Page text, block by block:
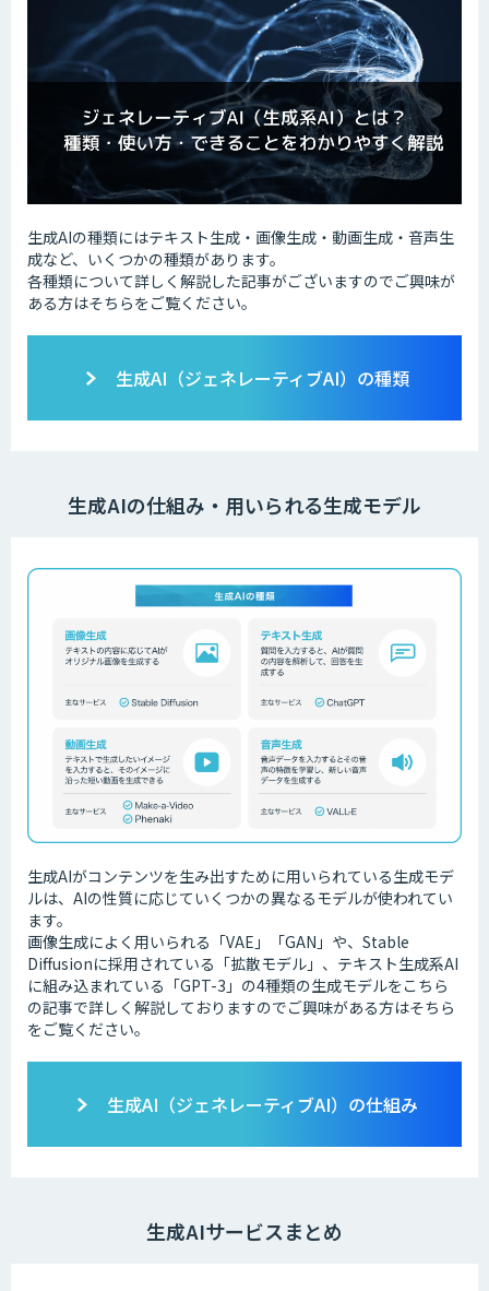
生成AIの種類にはテキスト生成・画像生成・動画生成・音声生
成など、いくつかの種類があります。
各種類について詳しく解説した記事がございますのでご興味が
ある方はそちらをご覧ください。
生成AI（ジェネレーティブAI）の種類
生成AIの仕組み・用いられる生成モデル
生成AIがコンテンツを生み出すために用いられている生成モデ
ルは、AIの性質に応じていくつかの異なるモデルが使われてい
ます。
画像生成によく用いられる「VAE」「GAN」や、Stable
Diffusionに採用されている「拡散モデル」、テキスト生成系AI
に組み込まれている「GPT-3」の4種類の生成モデルをこちら
の記事で詳しく解説しておりますのでご興味がある方はそちら
をご覧ください。
生成AI（ジェネレーティブAI）の仕組み
生成AIサービスまとめ